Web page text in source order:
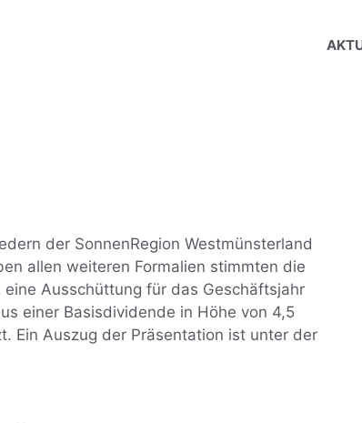
der SonnenRegion Westmünsterland
allen weiteren Formalien stimmten die
Ausschüttung für das Geschäftsjahr
einer Basisdividende in Höhe von 4,5
Ein Auszug der Präsentation ist unter der